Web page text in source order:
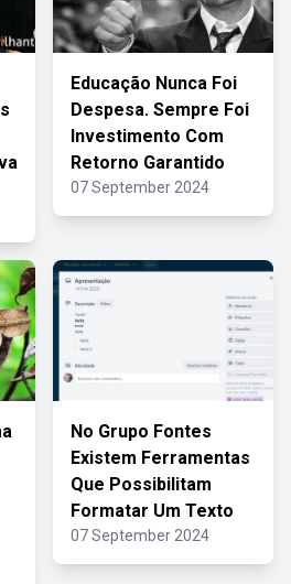
Educação Nunca Foi
Despesa. Sempre Foi
Investimento Com
Retorno Garantido
07 September 2024
No Grupo Fontes
Existem Ferramentas
Que Possibilitam
Formatar Um Texto
07 September 2024